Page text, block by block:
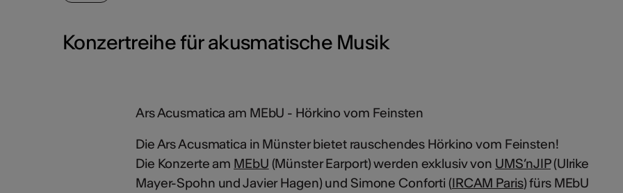
Konzertreihe für akusmatische Musik
Ars Acusmatica am MEbU - Hörkino vom Feinsten
Die Ars Acusmatica in Münster bietet rauschendes Hörkino vom Feinsten!
Die Konzerte am MEbU (Münster Earport) werden exklusiv von UMS’nJIP(Ulrike
Mayer-Spohn und Javier Hagen) und Simone Conforti (IRCAM Paris) fürs MEbU